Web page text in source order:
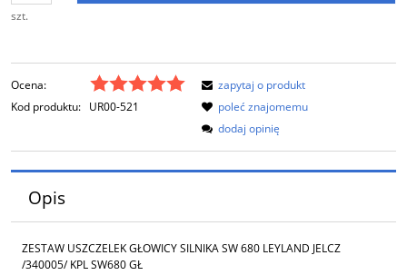
szt.
Ocena:
Kod produktu: UR00-521
zapytaj o produkt
poleć znajomemu
dodaj opinię
Opis
ZESTAW USZCZELEK GŁOWICY SILNIKA SW 680 LEYLAND JELCZ
/340005/ KPL SW680 GŁ